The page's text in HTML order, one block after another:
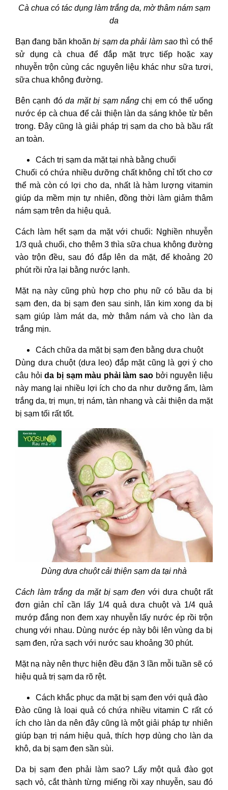
Cà chua có tác dụng làm trắng da, mờ thâm nám sạm
da
Bạn đang băn khoănbị sạm da phải làm sao thì có thể
sử dụng cà chua để đắp mặt trực tiếp hoặc xay
nhuyễn trộn cùng các nguyên liệu khác như sữa tươi,
sữa chua không đường.
Bên cạnh đóda mặt bị sạm nắng chị em có thể uống
nước ép cà chua để cải thiện làn da sáng khỏe từ bên
trong. Đây cũng là giải pháp trị sạm da cho bà bầu rất
an toàn.
Cách trị sạm da mặt tại nhà bằng chuối
Chuối có chứa nhiều dưỡng chất không chỉ tốt cho cơ
thể mà còn có lợi cho da, nhất là hàm lượng vitamin
giúp da mềm mịn tự nhiên, đồng thời làm giảm thâm
nám sạm trên da hiệu quả.
Cách làm hết sạm da mặt với chuối: Nghiền nhuyễn
1/3 quả chuối, cho thêm 3 thìa sữa chua không đường
vào trộn đều, sau đó đắp lên da mặt, để khoảng 20
phút rồi rửa lại bằng nước lạnh.
Mặt nạ này cũng phù hợp cho phụ nữcó bầu da bị
sạm đen, da bị sạm đen sau sinh, lăn kim xong da bị
sạmgiúp làm mát da, mờ thâm nám và cho làn da
trắng mịn.
Cách chữa da mặt bị sạm đen bằng dưa chuột
Dùng dưa chuột (dưa leo) đắp mặt cũng là gợi ý cho
câu hỏida bị sạm màu phải làm sao bởi nguyên liệu
này mang lại nhiều lợi ích cho da như dưỡng ẩm, làm
trắng da, trị mụn, trị nám, tàn nhang và cải thiện da mặt
bị sạm tối rất tốt.
Dùng dưa chuột cải thiện sạm da tại nhà
Cách làm trắng da mặt bị sạm đen với dưa chuột rất
đơn giản chỉ cần lấy 1/4 quả dưa chuột và 1/4 quả
mướp đắng non đem xay nhuyễn lấy nước ép rồi trộn
chung với nhau. Dùng nước ép này bôi lên vùng da bị
sạm đen, rửa sạch với nước sau khoảng 30 phút.
Mặt nạ này nên thực hiện đều đặn 3 lần mỗi tuần sẽ có
hiệu quả trị sạm da rõ rệt.
Cách khắc phục da mặt bị sạm đen với quả đào
Đào cũng là loại quả có chứa nhiều vitamin C rất có
ích cho làn da nên đây cũng là một giải pháp tự nhiên
giúp bạn trị nám hiệu quả, thích hợp dùng cho làn da
khô, da bị sạm đen sần sùi.
Da bị sạm đen phải làm sao? Lấy một quả đào gọt
sạch vỏ, cắt thành từng miếng rồi xay nhuyễn, sau đó